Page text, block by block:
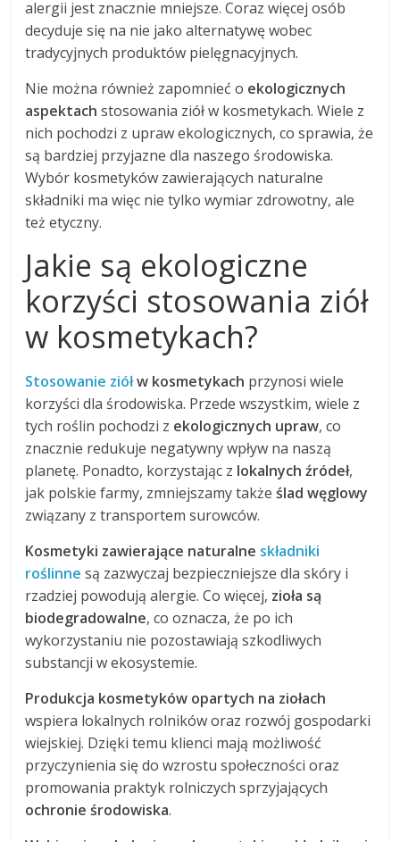
alergii jest znacznie mniejsze. Coraz więcej osób
decyduje się na nie jako alternatywę wobec
tradycyjnych produktów pielęgnacyjnych.
Nie można również zapomnieć o ekologicznych
aspektach stosowania ziół w kosmetykach. Wiele z
nich pochodzi z upraw ekologicznych, co sprawia, że
są bardziej przyjazne dla naszego środowiska.
Wybór kosmetyków zawierających naturalne
składniki ma więc nie tylko wymiar zdrowotny, ale
też etyczny.
Jakie są ekologiczne
korzyści stosowania ziół
w kosmetykach?
Stosowanie ziółw kosmetykach przynosi wiele
korzyści dla środowiska. Przede wszystkim, wiele z
tych roślin pochodzi z ekologicznych upraw, co
znacznie redukuje negatywny wpływ na naszą
planetę. Ponadto, korzystając z lokalnych źródeł,
jak polskie farmy, zmniejszamy takżeślad węglowy
związany z transportem surowców.
Kosmetyki zawierające naturalne składniki
roślinne są zazwyczaj bezpieczniejsze dla skóry i
rzadziej powodują alergie. Co więcej, zioła są
biodegradowalne, co oznacza, że po ich
wykorzystaniu nie pozostawiają szkodliwych
substancji w ekosystemie.
Produkcja kosmetyków opartych na ziołach
wspiera lokalnych rolników oraz rozwój gospodarki
wiejskiej. Dzięki temu klienci mają możliwość
przyczynienia się do wzrostu społeczności oraz
promowania praktyk rolniczych sprzyjających
ochronie środowiska.